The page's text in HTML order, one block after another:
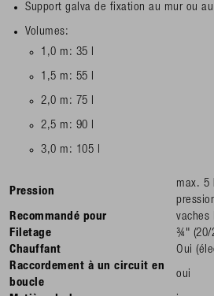
Support galva de fixation au mur ou au
Volumes:
1,0 m: 35 l
1,5 m: 55 l
2,0 m: 75 l
2,5 m: 90 l
3,0 m: 105 l
Pression
max. 5
Recommandé pour
vaches
Filetage
¾" (20/
Chauffant
Oui
Raccordement à un circuit en
boucle
oui